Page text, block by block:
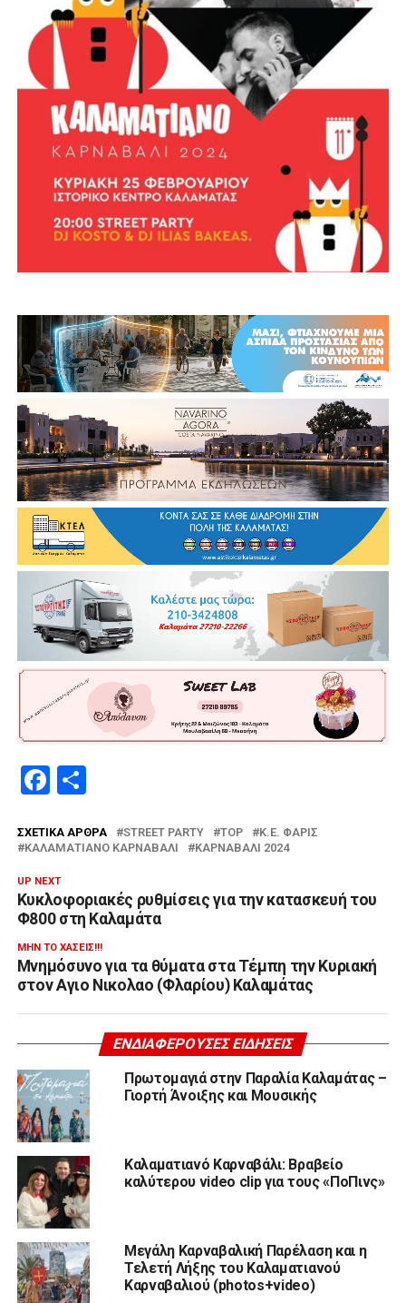
Facebook
ΣΧΕΤΙΚΆ ΆΡΘΡΑ STREET PARTY TOP
Κ.Ε. ΦΑΡΙΣ
ΚΑΛΑΜΑΤΙΑΝΌ ΚΑΡΝΑΒΆΛΙ
ΚΑΡΝΑΒΆΛΙ 2024
UP NEXT
Κυκλοφοριακές ρυθμίσεις για την κατασκευή του
Φ800 στη Καλαμάτα
ΜΗΝ ΤΟ ΧΆΣΕΙΣ!!!
Μνημόσυνο για τα θύματα στα Τέμπη την Κυριακή
στον Αγιο Νικολαο (Φλαρίου) Καλαμάτας
ΕΝΔΙΑΦΈΡΟΥΣΕΣ ΕΙΔΉΣΕΙΣ
Πρωτομαγιά στην Παραλία Καλαμάτας –
Γιορτή Άνοιξης και Μουσικής
Καλαματιανό Καρναβάλι: Βραβείο
καλύτερου video clip για τους «ΠοΠινς»
Μεγάλη Καρναβαλική Παρέλαση και η
Τελετή Λήξης του Καλαματιανού
Καρναβαλιού (photos+video)